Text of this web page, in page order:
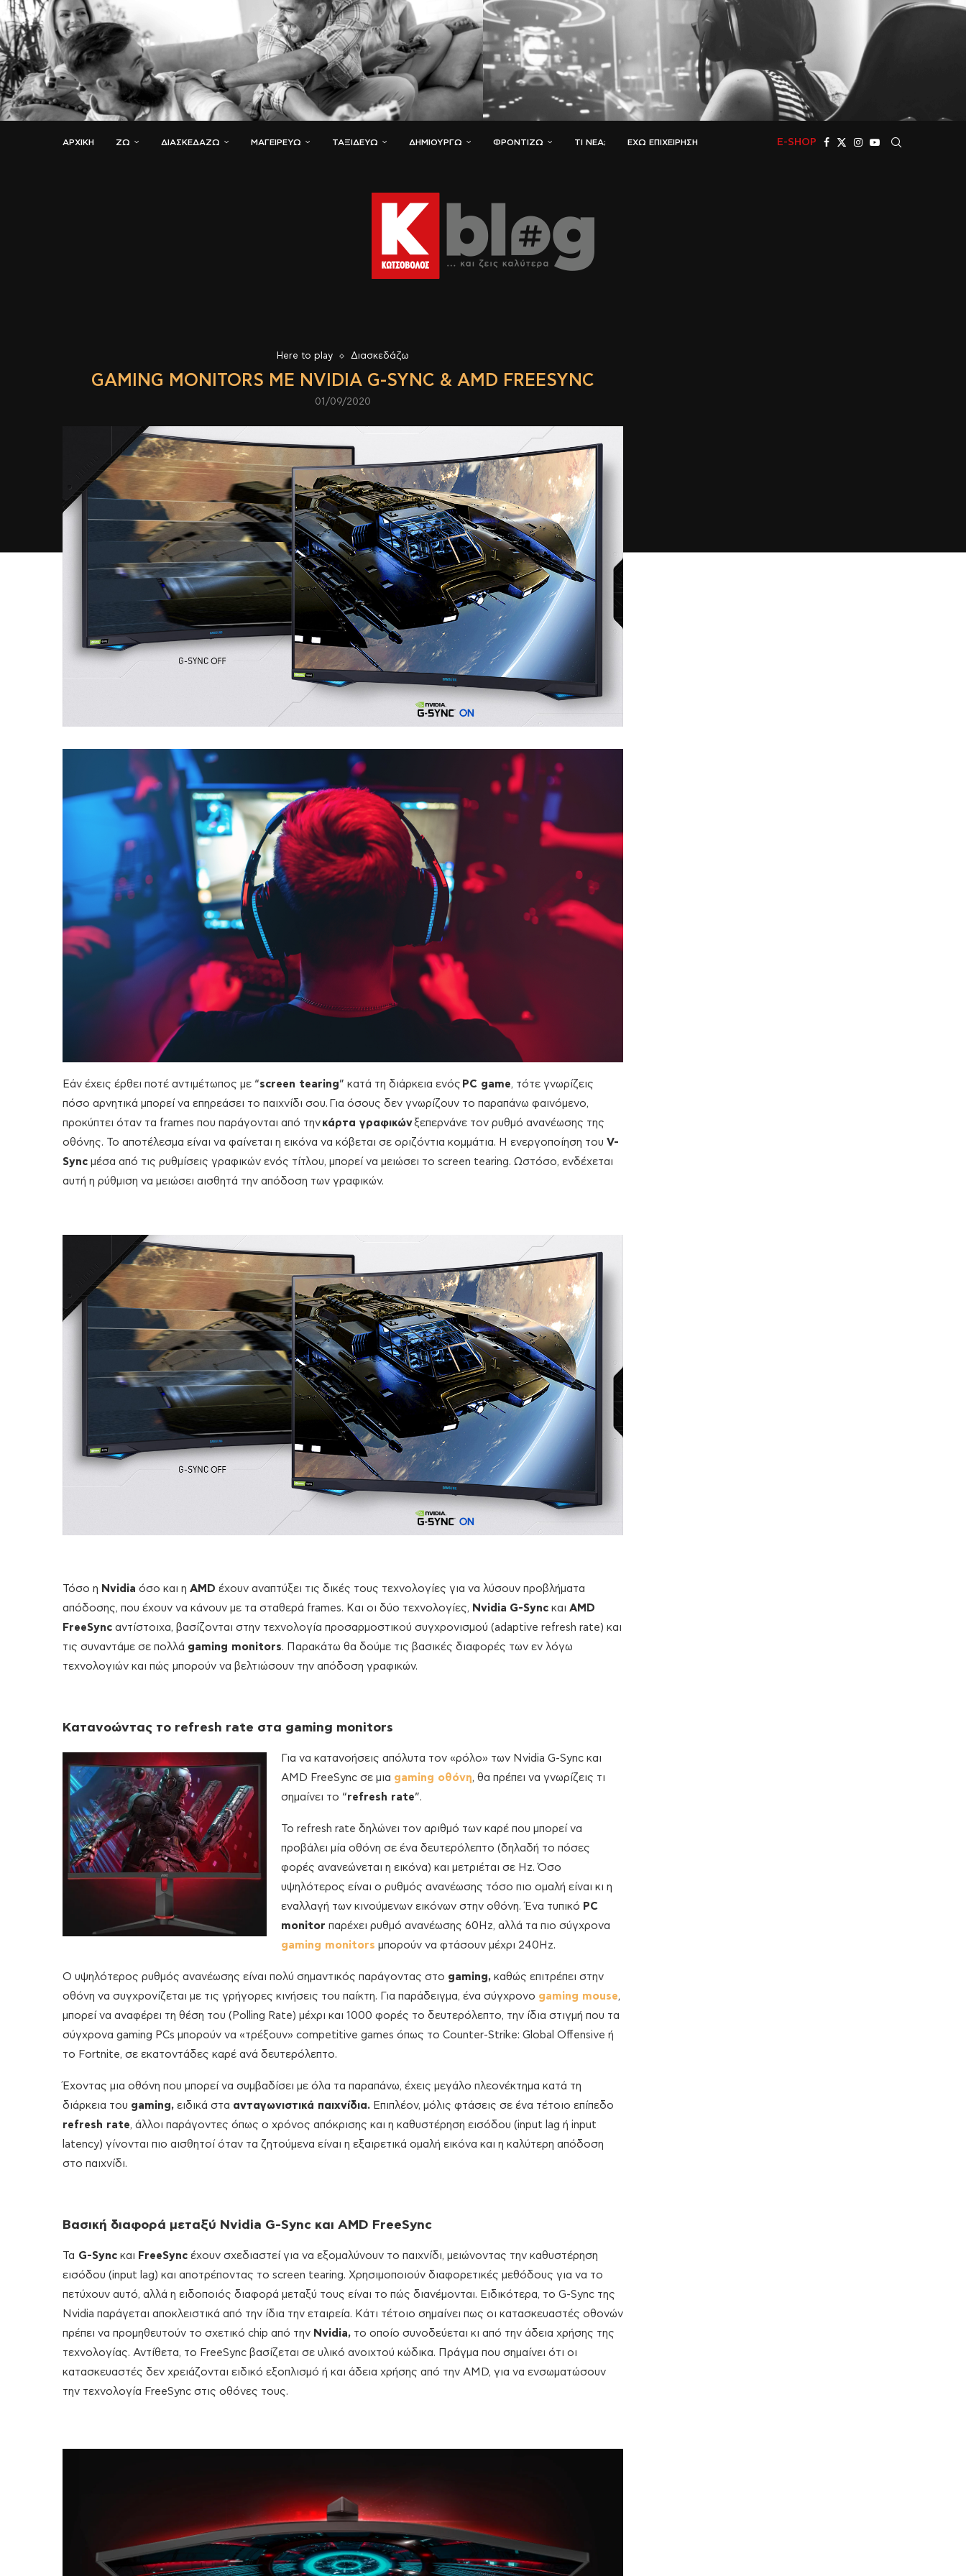
ΑΡΧΙΚΗ ΖΏ ΔΙΑΣΚΕΔΆΖΩ ΜΑΓΕΙΡΕΎΩ ΤΑΞΙΔΕΎΩ ΔΗΜΙΟΥΡΓΏ ΦΡΟΝΤΊΖΩ ΤΙ ΝΈΑ; ΈΧΩ ΕΠΙΧΕΊΡΗΣΗ E-SHOP
Here to play Διασκεδάζω
GAMING MONITORS ΜΕ NVIDIA G-SYNC & AMD FREESYNC
01/09/2020
Εάν έχεις έρθει ποτέ αντιμέτωπος με “screen tearing” κατά τη διάρκεια ενός PC game, τότε γνωρίζεις
πόσο αρνητικά μπορεί να επηρεάσει το παιχνίδι σου. Για όσους δεν γνωρίζουν το παραπάνω φαινόμενο,
προκύπτει όταν τα frames που παράγονται από την κάρτα γραφικώνξεπερνάνε τον ρυθμό ανανέωσης της
οθόνης. Το αποτέλεσμα είναι να φαίνεται η εικόνα να κόβεται σε οριζόντια κομμάτια. Η ενεργοποίηση του V-
Sync μέσα από τις ρυθμίσεις γραφικών ενός τίτλου, μπορεί να μειώσει το screen tearing. Ωστόσο, ενδέχεται
αυτή η ρύθμιση να μειώσει αισθητά την απόδοση των γραφικών.
Τόσο η Nvidia όσο και η AMD έχουν αναπτύξει τις δικές τους τεχνολογίες για να λύσουν προβλήματα
απόδοσης, που έχουν να κάνουν με τα σταθερά frames. Και οι δύο τεχνολογίες, Nvidia G-Sync και AMD
FreeSync αντίστοιχα, βασίζονται στην τεχνολογία προσαρμοστικού συγχρονισμού (adaptive refresh rate) και
τις συναντάμε σε πολλά gaming monitors. Παρακάτω θα δούμε τις βασικές διαφορές των εν λόγω
τεχνολογιών και πώς μπορούν να βελτιώσουν την απόδοση γραφικών.
Κατανοώντας το refresh rate στα gaming monitors
Για να κατανοήσεις απόλυτα τον «ρόλο» των Nvidia G-Sync και
AMD FreeSync σε μια gaming οθόνη, θα πρέπει να γνωρίζεις τι
σημαίνει το “refresh rate”.
To refresh rate δηλώνει τον αριθμό των καρέ που μπορεί να
προβάλει μία οθόνη σε ένα δευτερόλεπτο (δηλαδή το πόσες
φορές ανανεώνεται η εικόνα) και μετριέται σε Hz. Όσο
υψηλότερος είναι ο ρυθμός ανανέωσης τόσο πιο ομαλή είναι κι η
εναλλαγή των κινούμενων εικόνων στην οθόνη. Ένα τυπικό PC
monitor παρέχει ρυθμό ανανέωσης 60Hz, αλλά τα πιο σύγχρονα
gaming monitors μπορούν να φτάσουν μέχρι 240Hz.
Ο υψηλότερος ρυθμός ανανέωσης είναι πολύ σημαντικός παράγοντας στο gaming, καθώς επιτρέπει στην
οθόνη να συγχρονίζεται με τις γρήγορες κινήσεις του παίκτη. Για παράδειγμα, ένα σύγχρονο gaming mouse,
μπορεί να αναφέρει τη θέση του (Polling Rate) μέχρι και 1000 φορές το δευτερόλεπτο, την ίδια στιγμή που τα
σύγχρονα gaming PCs μπορούν να «τρέξουν» competitive games όπως το Counter-Strike: Global Offensive ή
το Fortnite, σε εκατοντάδες καρέ ανά δευτερόλεπτο.
Έχοντας μια οθόνη που μπορεί να συμβαδίσει με όλα τα παραπάνω, έχεις μεγάλο πλεονέκτημα κατά τη
διάρκεια του gaming, ειδικά στα ανταγωνιστικά παιχνίδια. Επιπλέον, μόλις φτάσεις σε ένα τέτοιο επίπεδο
refresh rate, άλλοι παράγοντες όπως ο χρόνος απόκρισης και η καθυστέρηση εισόδου (input lag ή input
latency) γίνονται πιο αισθητοί όταν τα ζητούμενα είναι η εξαιρετικά ομαλή εικόνα και η καλύτερη απόδοση
στο παιχνίδι.
Βασική διαφορά μεταξύ Nvidia G-Sync και AMD FreeSync
Τα G-Sync και FreeSync έχουν σχεδιαστεί για να εξομαλύνουν το παιχνίδι, μειώνοντας την καθυστέρηση
εισόδου (input lag) και αποτρέποντας το screen tearing. Χρησιμοποιούν διαφορετικές μεθόδους για να το
πετύχουν αυτό, αλλά η ειδοποιός διαφορά μεταξύ τους είναι το πώς διανέμονται. Ειδικότερα, το G-Sync της
Nvidia παράγεται αποκλειστικά από την ίδια την εταιρεία. Κάτι τέτοιο σημαίνει πως οι κατασκευαστές οθονών
πρέπει να προμηθευτούν το σχετικό chip από την Nvidia, το οποίο συνοδεύεται κι από την άδεια χρήσης της
τεχνολογίας. Αντίθετα, το FreeSync βασίζεται σε υλικό ανοιχτού κώδικα. Πράγμα που σημαίνει ότι οι
κατασκευαστές δεν χρειάζονται ειδικό εξοπλισμό ή και άδεια χρήσης από την AMD, για να ενσωματώσουν
την τεχνολογία FreeSync στις οθόνες τους.